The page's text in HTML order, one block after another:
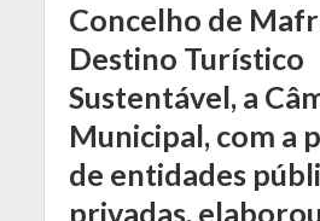
Concelho de
Destino Turístico
Sustentável, a
Municipal, com a
de entidades
privadas,